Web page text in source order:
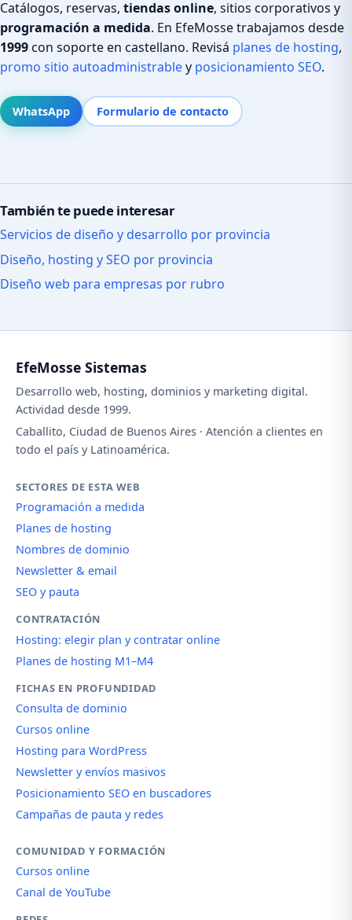
Catálogos, reservas, tiendas online, sitios corporativos y
programación a medida. En EfeMosse trabajamos desde
1999con soporte en castellano. Revisá planes de hosting,
promo sitio autoadministrabley posicionamiento SEO.
WhatsApp Formulario de contacto
También te puede interesar
Servicios de diseño y desarrollo por provincia
Diseño, hosting y SEO por provincia
Diseño web para empresas por rubro
EfeMosse Sistemas
Desarrollo web, hosting, dominios y marketing digital.
Actividad desde 1999.
Caballito, Ciudad de Buenos Aires · Atención a clientes en
todo el país y Latinoamérica.
SECTORES DE ESTA WEB
Programación a medida
Planes de hosting
Nombres de dominio
Newsletter & email
SEO y pauta
CONTRATACIÓN
Hosting: elegir plan y contratar online
Planes de hosting M1–M4
FICHAS EN PROFUNDIDAD
Consulta de dominio
Cursos online
Hosting para WordPress
Newsletter y envíos masivos
Posicionamiento SEO en buscadores
Campañas de pauta y redes
COMUNIDAD Y FORMACIÓN
Cursos online
Canal de YouTube